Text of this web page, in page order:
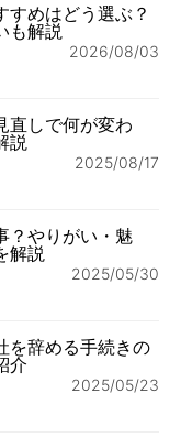
すめはどう選ぶ？
も解説
2026/08/03
直しで何が変わ
説
2025/08/17
？やりがい・魅
解説
2025/05/30
を辞める手続きの
介
2025/05/23